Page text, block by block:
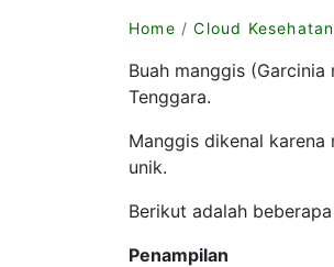
Home /Cloud Kesehatan
Buah manggis
Tenggara.
Manggis dikenal
unik.
Berikut adalah
Penampilan